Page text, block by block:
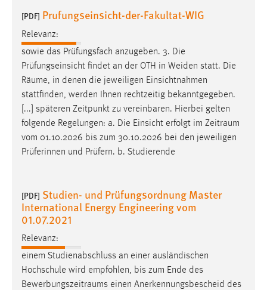
[PDF] Prufungseinsicht-der-Fakultat-WIG
Relevanz:
sowie das Prüfungsfach anzugeben. 3. Die
Prüfungseinsicht findet an der OTH in Weiden statt. Die
Räume, in denen die jeweiligen Einsichtnahmen
stattfinden, werden Ihnen rechtzeitig bekanntgegeben.
[...] späteren Zeitpunkt zu vereinbaren. Hierbei gelten
folgende Regelungen: a. Die Einsicht erfolgt im Zeitraum
vom 01.10.2026 bis zum 30.10.2026 bei den jeweiligen
Prüferinnen und Prüfern. b. Studierende
[PDF] Studien- und Prüfungsordnung Master
International Energy Engineering vom
01.07.2021
Relevanz:
einem Studienabschluss an einer ausländischen
Hochschule wird empfohlen, bis zum Ende des
Bewerbungszeitraums einen Anerkennungsbescheid des